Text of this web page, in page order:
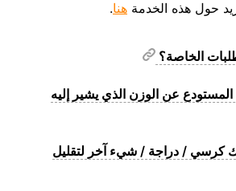
حول هذه الخدمة هنا.
الخاصة؟
عن الوزن الذي يشير إليه
كرسي / دراجة / شيء آخر لتقليل